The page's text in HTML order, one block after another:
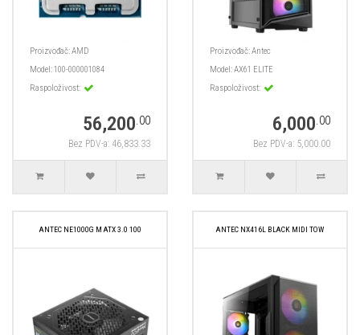
Proizvođač:AMD
Model:100-000001084
Raspoloživost:
56,200.00
Bez PDV-a: 46,833.33
Proizvođač:Antec
Model:AX61 ELITE
Raspoloživost:
6,000.00
Bez PDV-a: 5,000.00
ANTEC NE1000G M ATX 3.0 100 ANTEC NX416L BLACK MIDI TOW